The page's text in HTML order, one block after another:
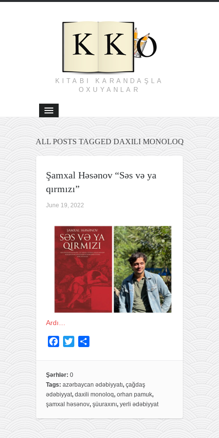
KITABI KARANDAŞLA
OXUYANLAR
ALL POSTS TAGGED DAXILI MONOLOQ
Şamxal Həsənov “Səs və ya
qırmızı”
June 19, 2022
Ardı…
e
b
o
o
k
t
e
r
e
Şərhlər: 0
Tags: azərbaycan ədəbiyyatı, çağdaş
ədəbiyyat, daxili monoloq, orhan pamuk,
şamxal həsənov, şüuraxını, yerli ədəbiyyat